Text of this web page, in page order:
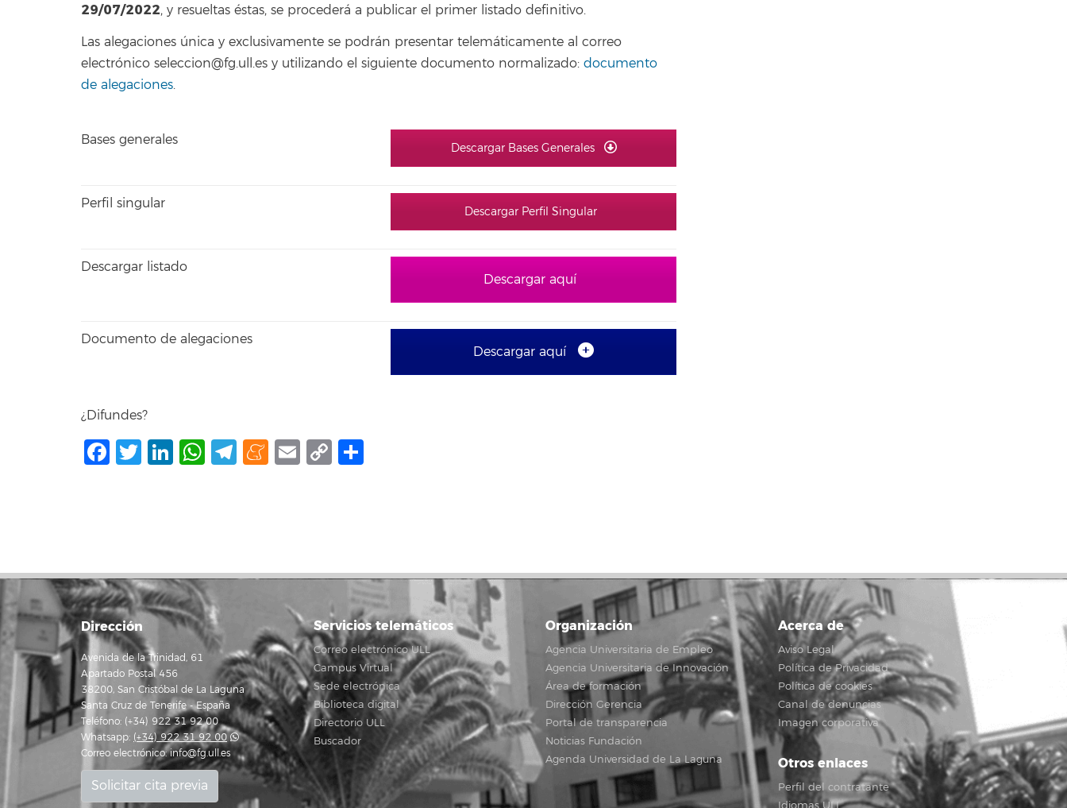
29/07/2022, y resueltas éstas, se procederá a publicar el primer listado definitivo.
Las alegaciones única y exclusivamente se podrán presentar telemáticamente al correo
electrónico seleccion@fg.ull.es y utilizando el siguiente documento normalizado: documento
de alegaciones.
Bases generales
Descargar Bases Generales
Perfil singular
Descargar Perfil Singular
Descargar listado
Descargar aquí
Documento de alegaciones
Descargar aquí
¿Difundes?
Facebook
Twitter
LinkedIn
WhatsApp
Telegram
Meneame
Email
Copy
Dirección
Avenida de la Trinidad, 61
Apartado Postal 456
38200, San Cristóbal de La Laguna
Santa Cruz de Tenerife - España
Teléfono: (+34) 922 31 92 00
Whatsapp: (+34) 922 31 92 00
Correo electrónico:info@fg.ull.es
Solicitar cita previa
Servicios telemáticos
Correo electrónico ULL
Campus Virtual
Sede electrónica
Biblioteca digital
Directorio ULL
Buscador
Organización
Agencia Universitaria de Empleo
Agencia Universitaria de Innovación
Área de formación
Dirección Gerencia
Portal de transparencia
Noticias Fundación
Agenda Universidad de La Laguna
Acerca de
Aviso Legal
Política de Privacidad
Política de cookies
Canal de denuncias
Imagen corporativa
Otros enlaces
Perfil del contratante